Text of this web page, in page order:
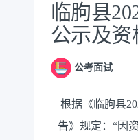
公告正文
临朐县
公示及资
公考面试
根据《临朐县
告》规定：“因